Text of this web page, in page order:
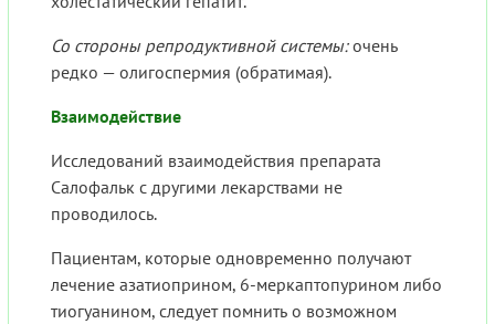
Со стороны репродуктивной системы:очень
редко — олигоспермия (обратимая).
Взаимодействие
Исследований взаимодействия препарата
Салофальк с другими лекарствами не
проводилось.
Пациентам, которые одновременно получают
лечение азатиоприном, 6-меркаптопурином либо
тиогуанином, следует помнить о возможном